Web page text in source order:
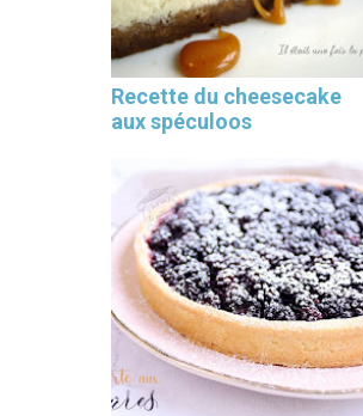
Recette du cheesecake
aux spéculoos